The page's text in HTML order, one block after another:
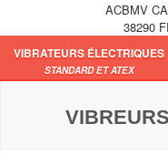
ACBMV
38290
VIBRATEURS ÉLECTRIQUES
STANDARD ET ATEX